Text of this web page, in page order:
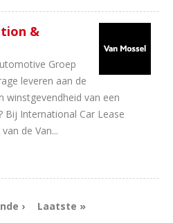
&
Groep
leveren aan de
winstgevendheid van een
Bij International Car Lease
de Van...
› Laatste »